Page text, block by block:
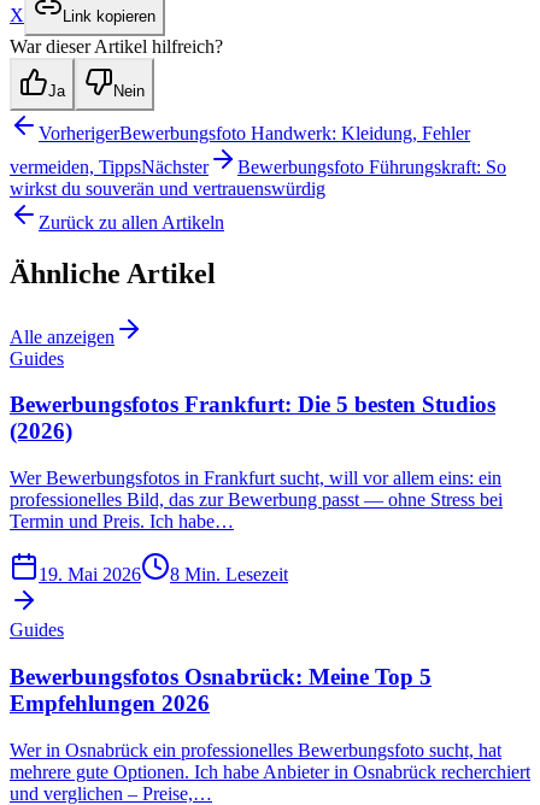
X Link kopieren
War dieser Artikel hilfreich?
Ja Nein
VorherigerBewerbungsfoto Handwerk: Kleidung, Fehler
vermeiden, TippsNächster
Bewerbungsfoto Führungskraft: So
wirkst du souverän und vertrauenswürdig
Zurück zu allen Artikeln
Ähnliche Artikel
Alle anzeigen
Guides
Bewerbungsfotos Frankfurt: Die 5 besten Studios
(2026)
Wer Bewerbungsfotos in Frankfurt sucht, will vor allem eins: ein
professionelles Bild, das zur Bewerbung passt — ohne Stress bei
Termin und Preis. Ich habe…
19. Mai 2026 8 Min. Lesezeit
Guides
Bewerbungsfotos Osnabrück: Meine Top 5
Empfehlungen 2026
Wer in Osnabrück ein professionelles Bewerbungsfoto sucht, hat
mehrere gute Optionen. Ich habe Anbieter in Osnabrück recherchiert
und verglichen – Preise,…